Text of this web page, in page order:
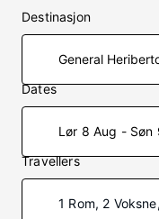
Destinasjon
Dates
Lør 8 Aug - Søn
Travellers
1 Rom, 2